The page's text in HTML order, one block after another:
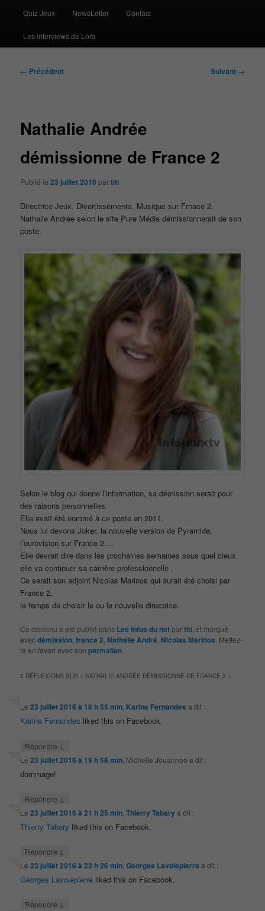
Quiz Jeux NewsLetter Contact
Les interviews de Lora
Navigation
← Précédent Suivant →
Nathalie Andrée
démissionne de France 2
Publié le23 juillet 2016 partiti
Directrice Jeux. Divertissements. Musique sur Frnace 2,
Nathalie Andrée selon le site Pure Média démissionnerait de son
poste.
Selon le blog qui donne l’information, sa démission serait pour
des raisons personnelles.
Elle avait été nommé à ce poste en 2011.
Nous lui devons Joker, la nouvelle version de Pyramide,
l’eurovision sur France 2….
Elle devrait dire dans les prochaines semaines sous quel cieux
elle va continuer sa carrière professionnelle .
Ce serait son adjoint Nicolas Marinos qui aurait été choisi par
France 2,
le temps de choisir le ou la nouvelle directrice.
Ce contenu a été publié dans Les infos du net partiti , et marqué
avecdémission ,france 2 Nathalie André Nicolas Marinos . Mettez-
le en favori avec sonpermalien
5 RÉFLEXIONS SUR « NATHALIE ANDRÉE DÉMISSIONNE DE FRANCE 2 »
Le23 juillet 2016 à 18 h 55 min, Karine Fernandes a dit :
Karine Fernandes liked this on Facebook.
Répondre ↓
Le23 juillet 2016 à 19 h 58 min Michelle Jouannon a dit :
dommage!
Répondre ↓
Le23 juillet 2016 à 21 h 25 min ,Thierry Tabarya dit :
Thierry Tabary liked this on Facebook.
Répondre ↓
Le23 juillet 2016 à 23 h 26 min ,Georges Lavoiepierre a dit :
Georges Lavoiepierre liked this on Facebook.
Répondre ↓